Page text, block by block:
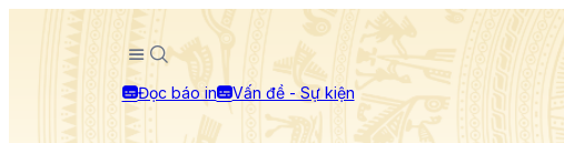
Đọc báo in Vấn đề - Sự kiện